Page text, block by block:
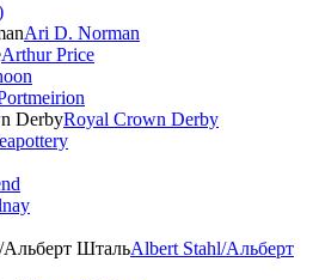
Ari D. Norman
Arthur Price
Royal Crown Derby
Albert Stahl/Альбеpт